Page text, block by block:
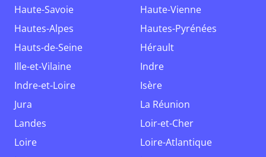
Haute-Savoie
Haute-Vienne
Hautes-Alpes
Hautes-Pyrénées
Hauts-de-Seine
Hérault
Ille-et-Vilaine
Indre
Indre-et-Loire
Isère
Jura
La Réunion
Landes
Loir-et-Cher
Loire
Loire-Atlantique